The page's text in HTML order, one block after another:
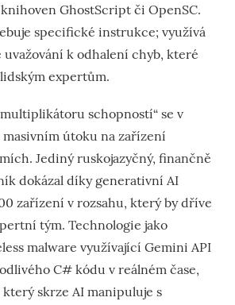
GhostScript či OpenSC.
specifické instrukce; využívá
k odhalení chyb, které
expertům.
schopností“ se v
útoku na zařízení
Jediný ruskojazyčný, finančně
dokázal díky generativní AI
zařízení v rozsahu, který by dříve
tým. Technologie jako
malware využívající Gemini API
C# kódu v reálném čase,
skrze AI manipuluje s